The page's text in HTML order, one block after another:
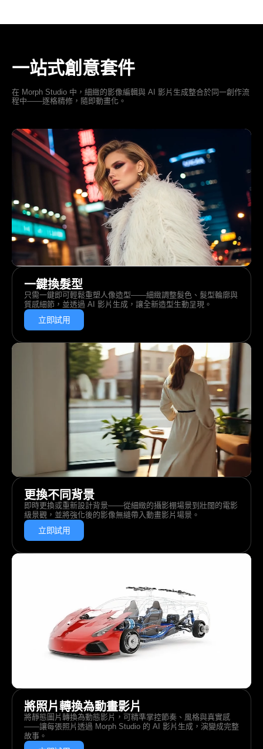
一站式創意套件
在 Morph Studio 中，細緻的影像編輯與 AI 影片生成整合於同一創作流
程中——逐格精修，隨即動畫化。
一鍵換髮型
只需一鍵即可輕鬆重塑人像造型——細緻調整髮色、髮型輪廓與
質感細節，並透過 AI 影片生成，讓全新造型生動呈現。
立即試用
更換不同背景
即時更換或重新設計背景——從細緻的攝影棚場景到壯闊的電影
級景觀，並將強化後的影像無縫帶入動畫影片場景。
立即試用
將照片轉換為動畫影片
將靜態圖片轉換為動態影片，可精準掌控節奏、風格與真實感
——讓每張照片透過 Morph Studio 的 AI 影片生成，演變成完整
故事。